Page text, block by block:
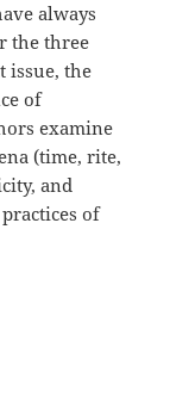
always
the three
issue, the
of
examine
(time, rite,
and
of